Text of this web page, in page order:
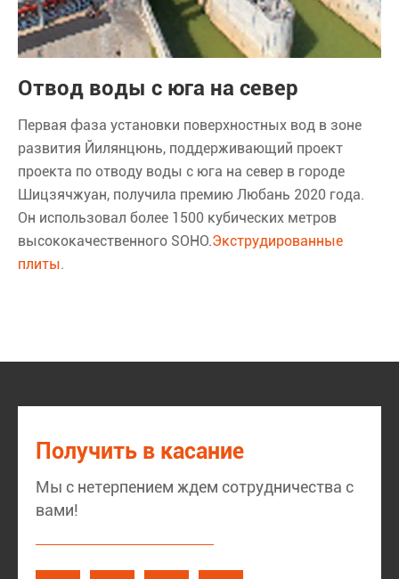
Отвод воды с юга на север
Первая фаза установки поверхностных вод в зоне
развития Йилянцюнь, поддерживающий проект
проекта по отводу воды с юга на север в городе
Шицзячжуан, получила премию Любань 2020 года.
Он использовал более 1500 кубических метров
высококачественного SOHO.Экструдированные
плиты.
Получить в касание
Мы с нетерпением ждем сотрудничества с
вами!